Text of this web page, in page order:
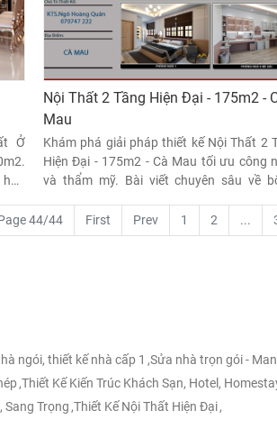
Ở
hộ
Nội Thất 2 Tầng Hiện Đại - 175m2 -
Mau
Khám phá giải pháp thiết kế Nội Thất 2
Hiện Đại - 175m2 - Cà Mau tối ưu công
và thẩm mỹ. Bài viết chuyên sâu về
phong cách sống tinh gọn, sang trọng cho
đình Việt.
44/44 First Prev 1 2 ...
ngói, thiết kế nhà cấp 1 ,Sửa nhà trọn gói -
,Thiết Kế Kiến Trúc Khách Sạn, Hotel,
Sang Trọng ,Thiết Kế Nội Thất Hiện Đại,